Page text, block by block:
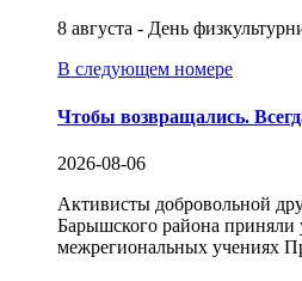
8 августа - День
В следующем номере
Чтобы возвращались.
2026-08-06
Активисты добровольной
Барышского района приняли
межрегиональных учениях